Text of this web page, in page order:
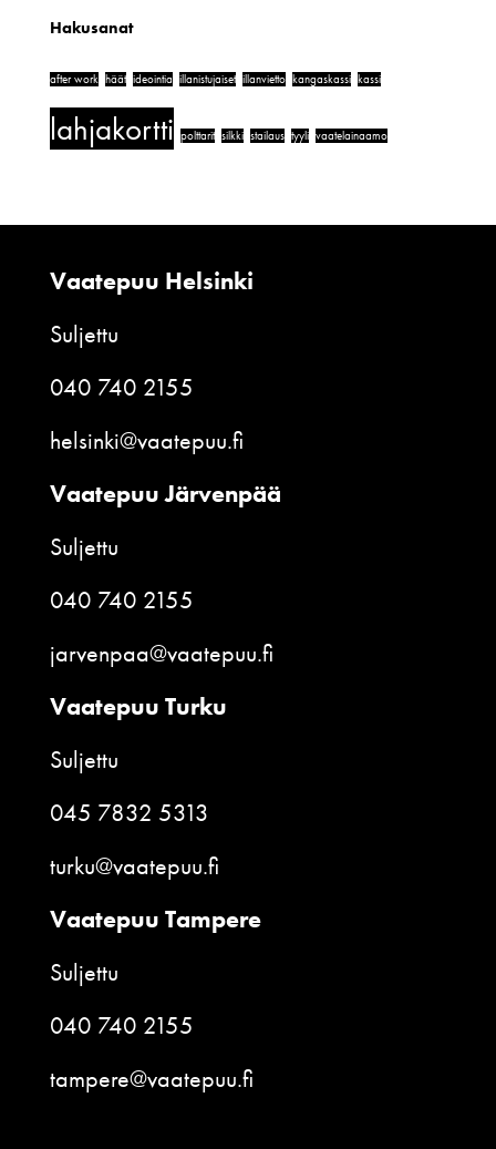
Hakusanat
after work häät ideointia illanistujaiset illanvietto kangaskassi kassi
lahjakortti polttarit silkki stailaus tyyli vaatelainaamo
Vaatepuu Helsinki
Suljettu
040 740 2155
helsinki@vaatepuu.fi
Vaatepuu Järvenpää
Suljettu
040 740 2155
jarvenpaa@vaatepuu.fi
Vaatepuu Turku
Suljettu
045 7832 5313
turku@vaatepuu.fi
Vaatepuu Tampere
Suljettu
040 740 2155
tampere@vaatepuu.fi